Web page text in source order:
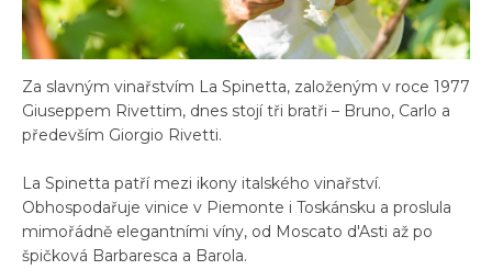
Za slavným vinařstvím La Spinetta, založeným v roce 1977
Giuseppem Rivettim, dnes stojí tři bratři – Bruno, Carlo a
především Giorgio Rivetti.
La Spinetta patří mezi ikony italského vinařství.
Obhospodařuje vinice v Piemonte i Toskánsku a proslula
mimořádně elegantními víny, od Moscato d'Asti až po
špičková Barbaresca a Barola.